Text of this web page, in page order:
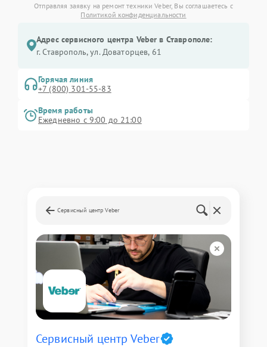
Отправляя заявку на ремонт техники Veber, Вы соглашаетесь с
Политикой конфиденциальности
Адрес сервисного центра Veber в Ставрополе:
г. Ставрополь, ул. Доваторцев, 61
Горячая линия
+7 (800) 301-55-83
Время работы
Ежедневно с 9:00 до 21:00
Сервисный центр Veber
Сервисный центр Veber